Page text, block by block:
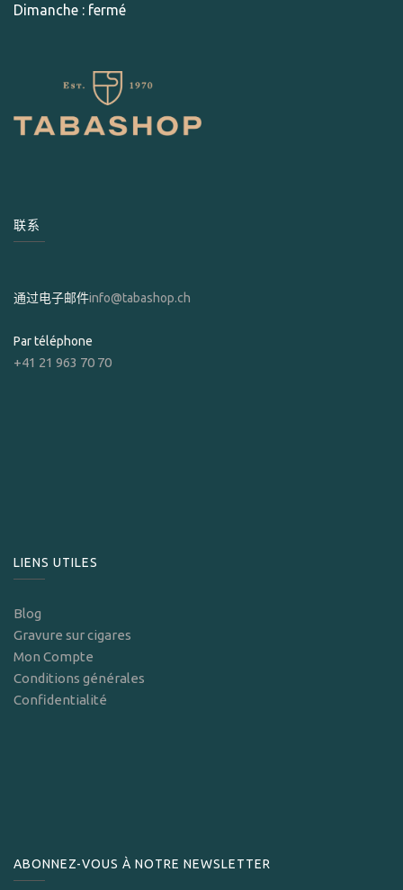
Dimanche : fermé
联系
通过电子邮件info@tabashop.ch
Par téléphone
+41 21 963 70 70
LIENS UTILES
Blog
Gravure sur cigares
Mon Compte
Conditions générales
Confidentialité
ABONNEZ-VOUS À NOTRE NEWSLETTER